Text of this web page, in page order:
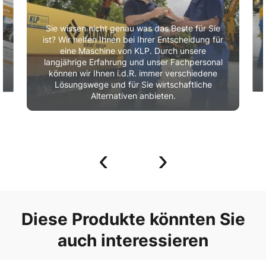
Sie wissen nicht genau was das Beste für Sie
ist? Wir helfen Ihnen bei Ihrer Entscheidung für
eine Maschine von KLP. Durch unsere
langjährige Erfahrung und unser Fachpersonal
können wir Ihnen i.d.R. immer verschiedene
Lösungswege und für Sie wirtschaftliche
Alternativen anbieten.
‹ ›
Diese Produkte könnten Sie
auch interessieren